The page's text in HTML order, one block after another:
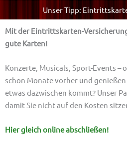
Unser Tipp:
Mit der Eintrittskarten-
gute Karten!
Konzerte, Musicals, Sport-Events –
schon Monate vorher und
etwas dazwischen kommt? Unser
damit Sie nicht auf den Kosten
Hier gleich online abschließen!